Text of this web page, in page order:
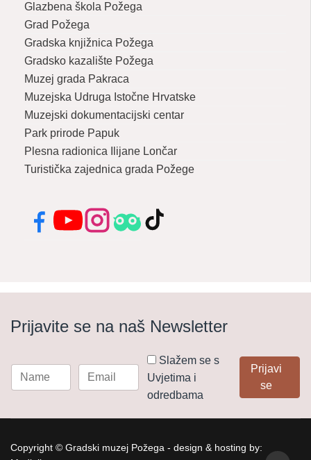
Glazbena škola Požega
Grad Požega
Gradska knjižnica Požega
Gradsko kazalište Požega
Muzej grada Pakraca
Muzejska Udruga Istočne Hrvatske
Muzejski dokumentacijski centar
Park prirode Papuk
Plesna radionica Ilijane Lončar
Turistička zajednica grada Požege
FacebookYouTubeInstagramTripadvisor
TikTok
Prijavite se na naš Newsletter
Slažem se s
Uvjetima i
odredbama
Prijavi
se
Copyright © Gradski muzej Požega - design & hosting by: